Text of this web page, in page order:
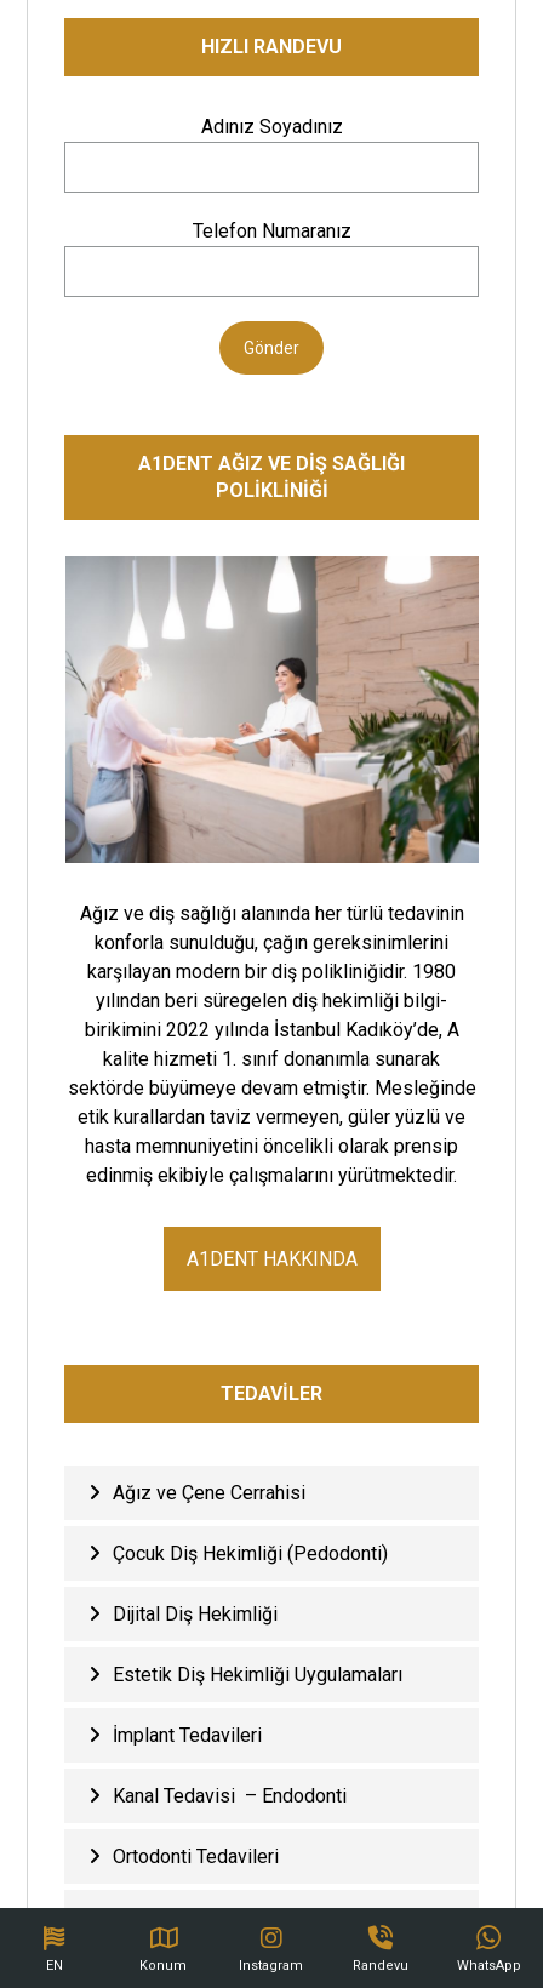
HIZLI RANDEVU
Adınız Soyadınız
Telefon Numaranız
Gönder
A1DENT AĞIZ VE DİŞ SAĞLIĞI
POLİKLİNİĞİ
Ağız ve diş sağlığı alanında her türlü tedavinin
konforla sunulduğu, çağın gereksinimlerini
karşılayan modern bir diş polikliniğidir. 1980
yılından beri süregelen diş hekimliği bilgi-
birikimini 2022 yılında İstanbul Kadıköy’de, A
kalite hizmeti 1. sınıf donanımla sunarak
sektörde büyümeye devam etmiştir. Mesleğinde
etik kurallardan taviz vermeyen, güler yüzlü ve
hasta memnuniyetini öncelikli olarak prensip
edinmiş ekibiyle çalışmalarını yürütmektedir.
A1DENT HAKKINDA
TEDAVİLER
Ağız ve Çene Cerrahisi
Çocuk Diş Hekimliği (Pedodonti)
Dijital Diş Hekimliği
Estetik Diş Hekimliği Uygulamaları
İmplant Tedavileri
Kanal Tedavisi – Endodonti
Ortodonti Tedavileri
Protetik Diş Hekimliği
EN Konum Instagram Randevu WhatsApp